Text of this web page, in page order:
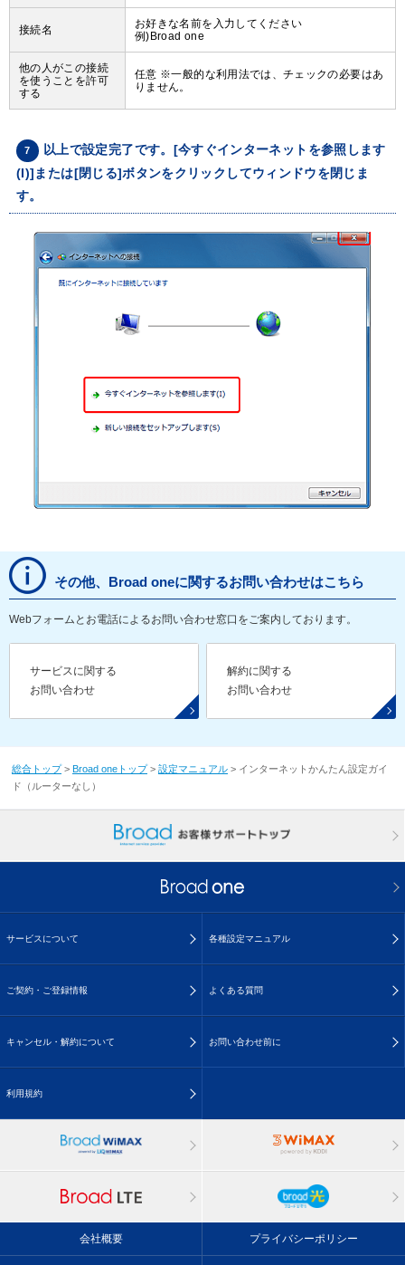
接続名
お好きな名前を入力してください
例)Broad one
他の人がこの接続
を使うことを許可
する
任意 ※一般的な利用法では、チェックの必要はあ
りません。
7
以上で設定完了です。[今すぐインターネットを参照します
(I)]または[閉じる]ボタンをクリックしてウィンドウを閉じま
す。
その他、Broad oneに関するお問い合わせはこちら
Webフォームとお電話によるお問い合わせ窓口をご案内しております。
サービスに関する
お問い合わせ
解約に関する
お問い合わせ
総合トップ> Broad oneトップ> 設定マニュアル > インターネットかんたん設定ガイ
ド（ルーターなし）
サービスについて 各種設定マニュアル
ご契約・ご登録情報 よくある質問
キャンセル・解約について お問い合わせ前に
利用規約
会社概要 プライバシーポリシー